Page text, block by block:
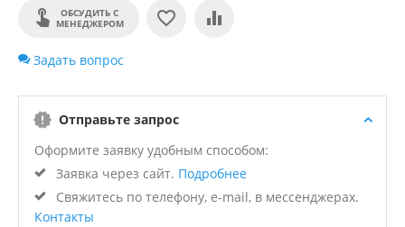
ОБСУДИТЬ С
МЕНЕДЖЕРОМ
Задать вопрос
Отправьте запрос
Оформите заявку удобным способом:
Заявка через сайт. Подробнее
Свяжитесь по телефону, e-mail, в мессенджерах.
Контакты